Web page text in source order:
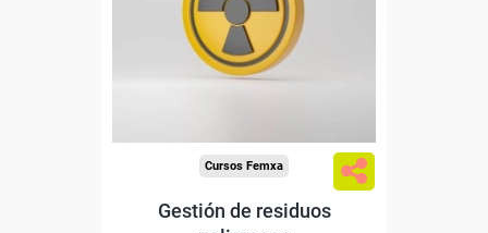
Para desempleados,
trabajadores y autónomos.
Sector
-Construcción e industrias
Cursos Femxa
Gestión de residuos